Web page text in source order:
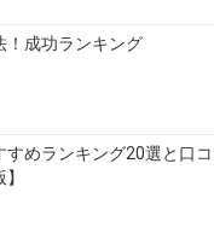
！成功ランキング
めランキング20選と口コ